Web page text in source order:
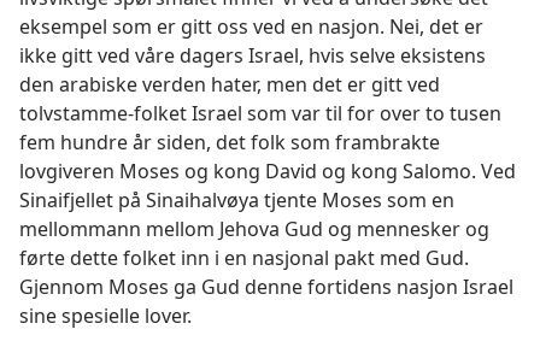
eksempel som er gitt oss ved en nasjon. Nei, det er
ikke gitt ved våre dagers Israel, hvis selve eksistens
den arabiske verden hater, men det er gitt ved
tolvstamme-folket Israel som var til for over to tusen
fem hundre år siden, det folk som frambrakte
lovgiveren Moses og kong David og kong Salomo. Ved
Sinaifjellet på Sinaihalvøya tjente Moses som en
mellommann mellom Jehova Gud og mennesker og
førte dette folket inn i en nasjonal pakt med Gud.
Gjennom Moses ga Gud denne fortidens nasjon Israel
sine spesielle lover.